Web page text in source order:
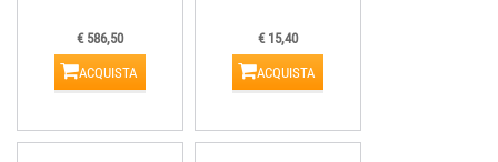
€ 586,50
ACQUISTA
€ 15,40
ACQUISTA